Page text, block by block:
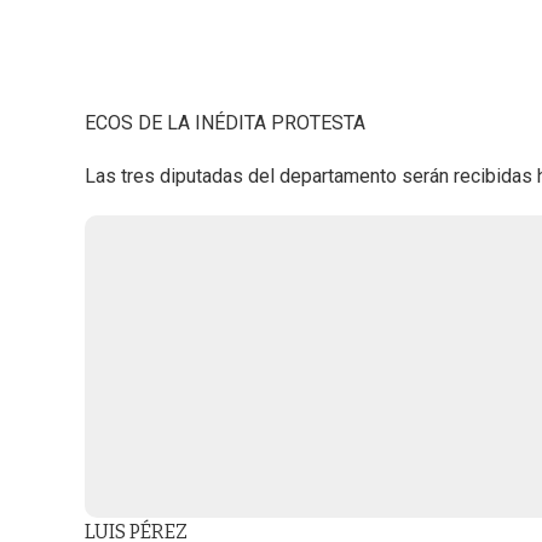
ECOS DE LA INÉDITA PROTESTA
Las tres diputadas del departamento serán recibidas
LUIS PÉREZ